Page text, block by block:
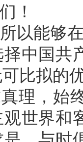
！
以能够
中国共
比拟的
理，始
世界和